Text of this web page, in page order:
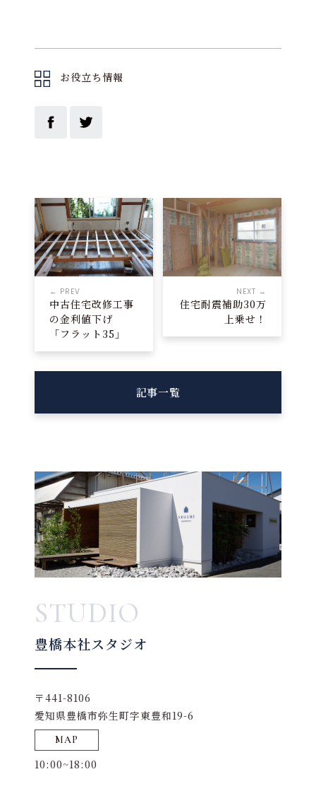
お役立ち情報
← PREV
中古住宅改修工事
の金利値下げ
「フラット35」
NEXT →
住宅耐震補助30万
上乗せ！
記事一覧
STUDIO
豊橋本社スタジオ
〒441-8106
愛知県豊橋市弥生町字東豊和19-6
MAP
10:00~18:00